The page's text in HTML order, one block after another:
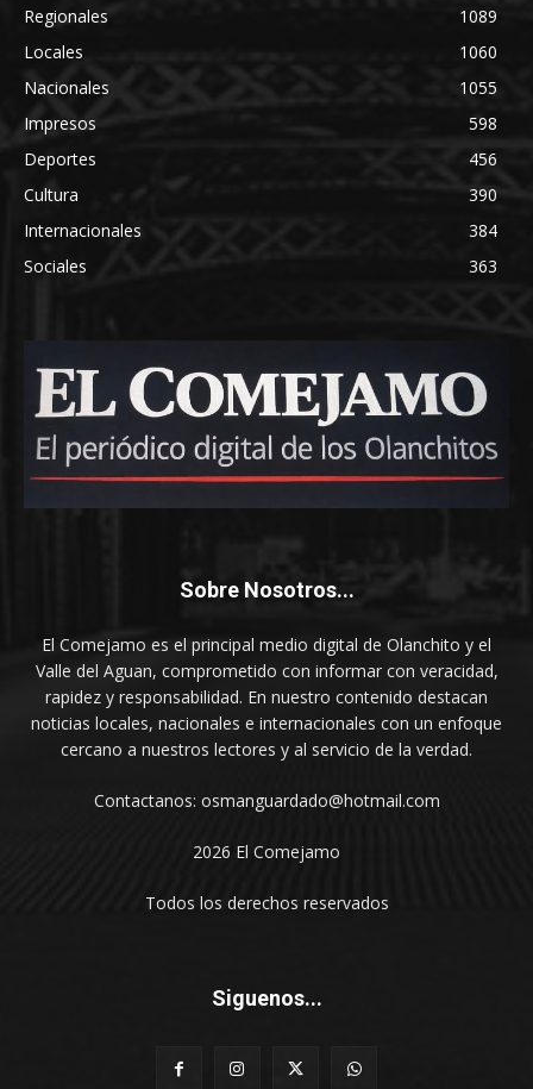
Regionales
1089
Locales
1060
Nacionales
1055
Impresos
598
Deportes
456
Cultura
390
Internacionales
384
Sociales
363
Sobre Nosotros...
El Comejamo es el principal medio digital de Olanchito y el
Valle del Aguan, comprometido con informar con veracidad,
rapidez y responsabilidad. En nuestro contenido destacan
noticias locales, nacionales e internacionales con un enfoque
cercano a nuestros lectores y al servicio de la verdad.
Contactanos: osmanguardado@hotmail.com
2026 El Comejamo
Todos los derechos reservados
Siguenos...